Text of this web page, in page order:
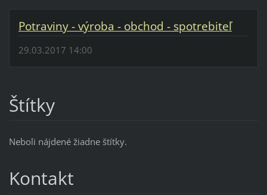
Potraviny - výroba - obchod - spotrebiteľ
29.03.2017 14:00
Štítky
Neboli nájdené žiadne štítky.
Kontakt